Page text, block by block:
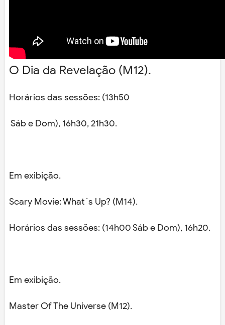
O Dia da Revelação (M12).
Horários das sessões: (13h50
Sáb e Dom), 16h30, 21h30.
Em exibição.
Scary Movie: What´s Up? (M14).
Horários das sessões: (14h00 Sáb e Dom), 16h20.
Em exibição.
Master Of The Universe (M12).